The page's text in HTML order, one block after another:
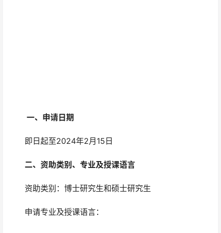
一、申请日期
即日起至2024年2月15日
二、资助类别、专业及授课语言
资助类别：博士研究生和硕士研究生
申请专业及授课语言：